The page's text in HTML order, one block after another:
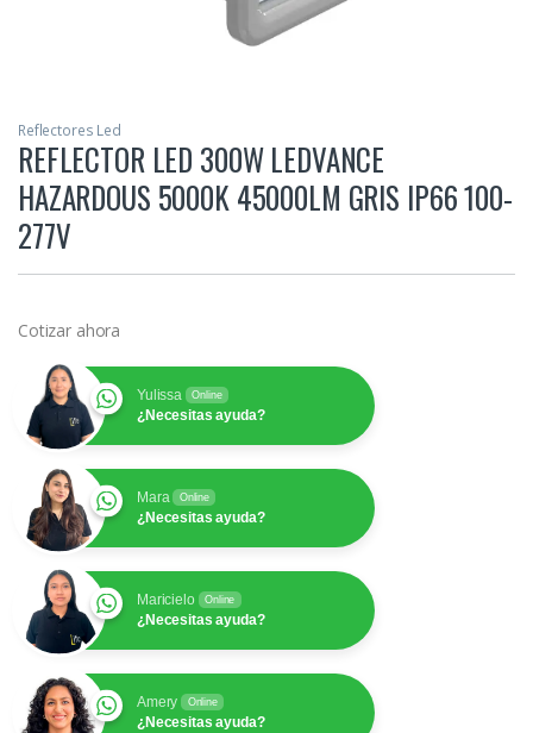
Reflectores Led
REFLECTOR LED 300W LEDVANCE
HAZARDOUS 5000K 45000LM GRIS IP66 100-
277V
Cotizar ahora
Yulissa Online
¿Necesitas ayuda?
Mara Online
¿Necesitas ayuda?
Maricielo Online
¿Necesitas ayuda?
Amery Online
¿Necesitas ayuda?